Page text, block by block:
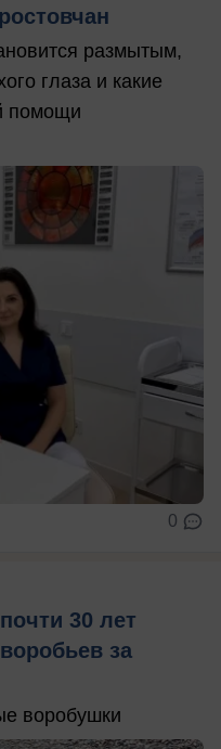
размытым,
глаза и какие
помощи
0
30 лет
за
воробушки